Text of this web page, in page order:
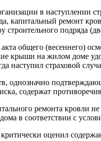
в наступлении
капитальный ремонт
строительного подряда
общего (весеннего)
крыши на жилом доме
наступил страховой
однозначно
содержат
ремонта кровли
в соответствии с
оценил